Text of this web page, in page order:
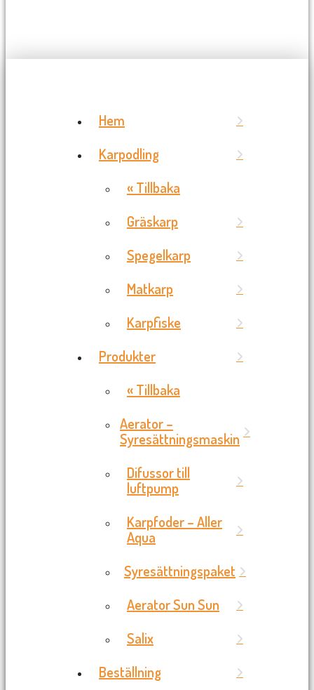
Hem
Karpodling
« Tillbaka
Gräskarp
Spegelkarp
Matkarp
Karpfiske
Produkter
« Tillbaka
Aerator –
Syresättningsmaskin
Difussor till
luftpump
Karpfoder – Aller
Aqua
Syresättningspaket
Aerator Sun Sun
Salix
Beställning